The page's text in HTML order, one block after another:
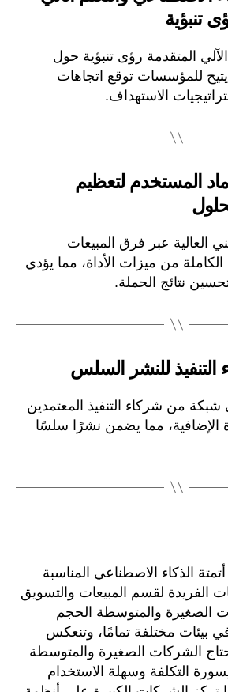
تنبؤية
المتقدمة رؤى تنبؤية حول
للمؤسسات توقع اتجاهات
الاستهداف.
المستخدم لتعظيم
العالية عبر فرق المبيعات
الكاملة من ميزات الأداة، مما يؤدي
نتائج الحملة.
للنشر السلس
شبكة من شركاء التنفيذ المعتمدين
الإضافية، مما يضمن نشرًا سلسًا
الذكاء الاصطناعي المناسبة
الفريدة لقسم المبيعات والتسويق
الصغيرة والمتوسطة الحجم
بيئات مختلفة تمامًا، وتنعكس
الشركات الصغيرة والمتوسطة
التكلفة وسهلة الاستخدام